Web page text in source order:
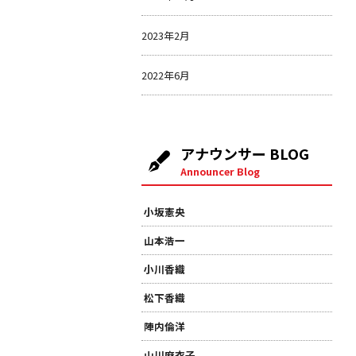
2023年2月
2022年6月
アナウンサー BLOG
Announcer Blog
小坂憲央
山本浩一
小川香織
松下香織
陣内倫洋